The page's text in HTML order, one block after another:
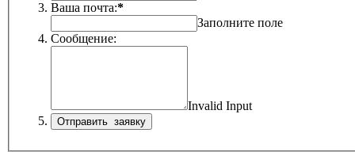
Ваша почта:*
Заполните поле
Сообщение:
Invalid Input